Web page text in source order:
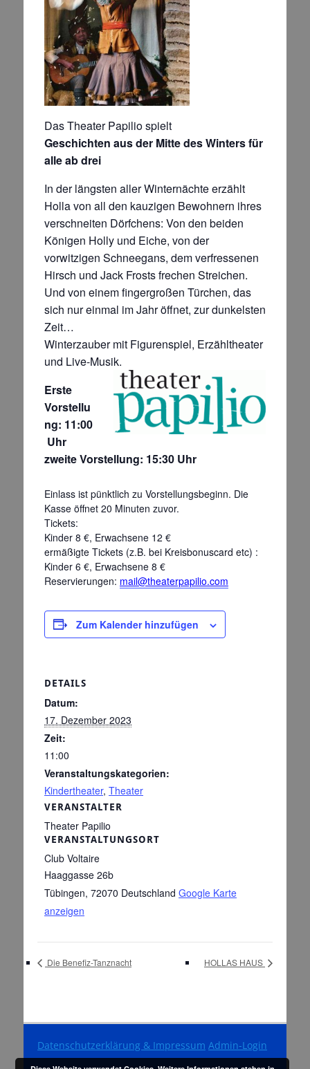
Das Theater Papilio spielt
Geschichten aus der Mitte des Winters für
alle ab drei
In der längsten aller Winternächte erzählt
Holla von all den kauzigen Bewohnern ihres
verschneiten Dörfchens: Von den beiden
Königen Holly und Eiche, von der
vorwitzigen Schneegans, dem verfressenen
Hirsch und Jack Frosts frechen Streichen.
Und von einem fingergroßen Türchen, das
sich nur einmal im Jahr öffnet, zur dunkelsten
Zeit…
Winterzauber mit Figurenspiel, Erzähltheater
und Live-Musik.
Erste
Vorstellu
ng: 11:00
Uhr
zweite Vorstellung: 15:30 Uhr
Einlass ist pünktlich zu Vorstellungsbeginn. Die
Kasse öffnet 20 Minuten zuvor.
Tickets:
Kinder 8 €, Erwachsene 12 €
ermäßigte Tickets (z.B. bei Kreisbonuscard etc) :
Kinder 6 €, Erwachsene 8 €
Reservierungen: mail@theaterpapilio.com
Zum Kalender hinzufügen
DETAILS
Datum:
17. Dezember 2023
Zeit:
11:00
Veranstaltungskategorien:
Kindertheater, Theater
VERANSTALTUNGSORT
Club Voltaire
Haaggasse 26b
Tübingen, 72070 Deutschland Google Karte
anzeigen
VERANSTALTER
Theater Papilio
Die Benefiz-Tanznacht HOLLAS HAUS
Datenschutzerklärung & Impressum Admin-Login